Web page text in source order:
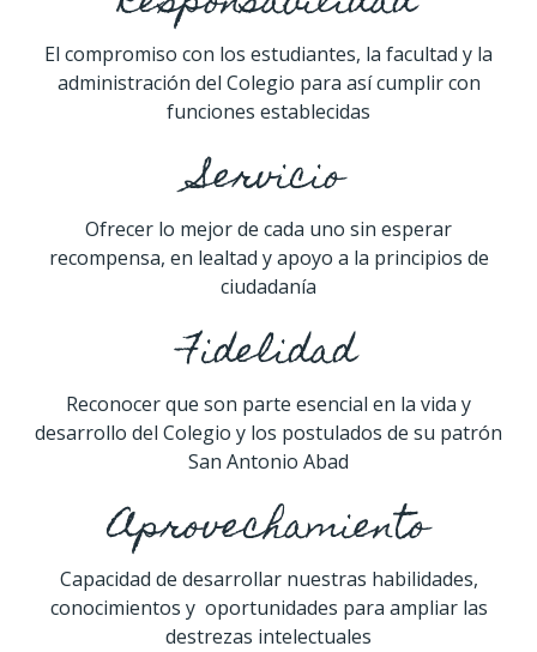
El compromiso con los estudiantes, la facultad y la
administración del Colegio para así cumplir con
funciones establecidas
Servicio
Ofrecer lo mejor de cada uno sin esperar
recompensa, en lealtad y apoyo a la principios de
ciudadanía
Fidelidad
Reconocer que son parte esencial en la vida y
desarrollo del Colegio y los postulados de su patrón
San Antonio Abad
Aprovechamiento
Capacidad de desarrollar nuestras habilidades,
conocimientos y oportunidades para ampliar las
destrezas intelectuales